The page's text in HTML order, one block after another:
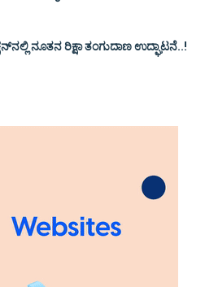
ನೂತನ ರಿಕ್ಷಾ ತಂಗುದಾಣ ಉದ್ಘಾಟನೆ..!